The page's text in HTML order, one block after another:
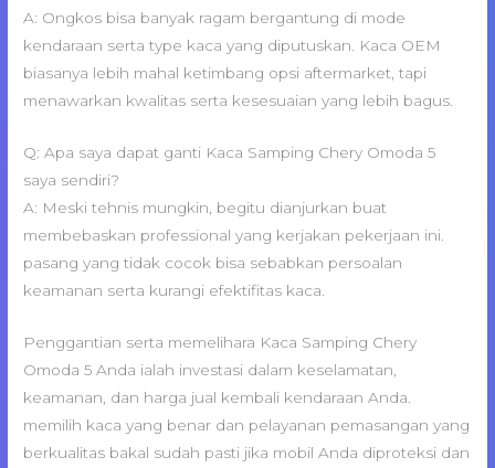
A: Ongkos bisa banyak ragam bergantung di mode
kendaraan serta type kaca yang diputuskan. Kaca OEM
biasanya lebih mahal ketimbang opsi aftermarket, tapi
menawarkan kwalitas serta kesesuaian yang lebih bagus.
Q: Apa saya dapat ganti Kaca Samping Chery Omoda 5
saya sendiri?
A: Meski tehnis mungkin, begitu dianjurkan buat
membebaskan professional yang kerjakan pekerjaan ini.
pasang yang tidak cocok bisa sebabkan persoalan
keamanan serta kurangi efektifitas kaca.
Penggantian serta memelihara Kaca Samping Chery
Omoda 5 Anda ialah investasi dalam keselamatan,
keamanan, dan harga jual kembali kendaraan Anda.
memilih kaca yang benar dan pelayanan pemasangan yang
berkualitas bakal sudah pasti jika mobil Anda diproteksi dan